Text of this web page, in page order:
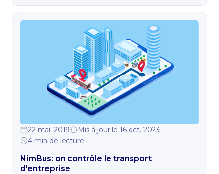
22 mai. 2019
Mis à jour le 16 oct. 2023
4 min de lecture
NimBus: on contrôle le transport
d'entreprise